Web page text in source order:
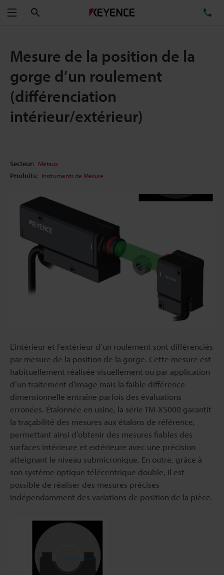
Menu
Mesure de la position de la
gorge d’un roulement
(différenciation
intérieur/extérieur)
Secteur: Métaux
Produits: Instruments de Mesure
L’intérieur et l’extérieur d’un roulement sont différenciés
par mesure de la position de la gorge. Cette mesure est
habituellement réalisée visuellement ou par application
d’un traitement d’image mais la faible différence
dimensionnelle entraîne parfois des évaluations
erronées. Étalonnée en usine, la série TM-X5000 garantit
la traçabilité des mesures aux étalons de référence,
permettant ainsi d’obtenir des mesures fiables des
surfaces intérieure et extérieure avec une précision
atteignant le niveau submicronique. En outre, grâce à
son système optique télécentrique double, il est
possible de réaliser des mesures précises
indépendamment des variations de position de la pièce.